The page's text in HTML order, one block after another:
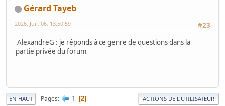
Gérard Tayeb
#23
2026, Juil, 06, 13:50:59
AlexandreG : je réponds à ce genre de questions dans la
partie privée du forum
EN HAUT Pages 1 2 ACTIONS DE L'UTILISATEUR